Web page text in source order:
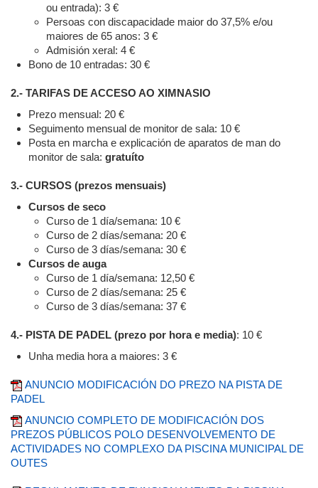
ou entrada): 3 €
Persoas con discapacidade maior do 37,5% e/ou
maiores de 65 anos: 3 €
Admisión xeral: 4 €
Bono de 10 entradas: 30 €
2.- TARIFAS DE ACCESO AO XIMNASIO
Prezo mensual: 20 €
Seguimento mensual de monitor de sala: 10 €
Posta en marcha e explicación de aparatos de man do
monitor de sala: gratuíto
3.- CURSOS (prezos mensuais)
Cursos de seco
Curso de 1 día/semana: 10 €
Curso de 2 días/semana: 20 €
Curso de 3 días/semana: 30 €
Cursos de auga
Curso de 1 día/semana: 12,50 €
Curso de 2 días/semana: 25 €
Curso de 3 días/semana: 37 €
4.- PISTA DE PADEL (prezo por hora e media): 10 €
Unha media hora a maiores: 3 €
ANUNCIO MODIFICACIÓN DO PREZO NA PISTA DE
PADEL
ANUNCIO COMPLETO DE MODIFICACIÓN DOS
PREZOS PÚBLICOS POLO DESENVOLVEMENTO DE
ACTIVIDADES NO COMPLEXO DA PISCINA MUNICIPAL DE
OUTES